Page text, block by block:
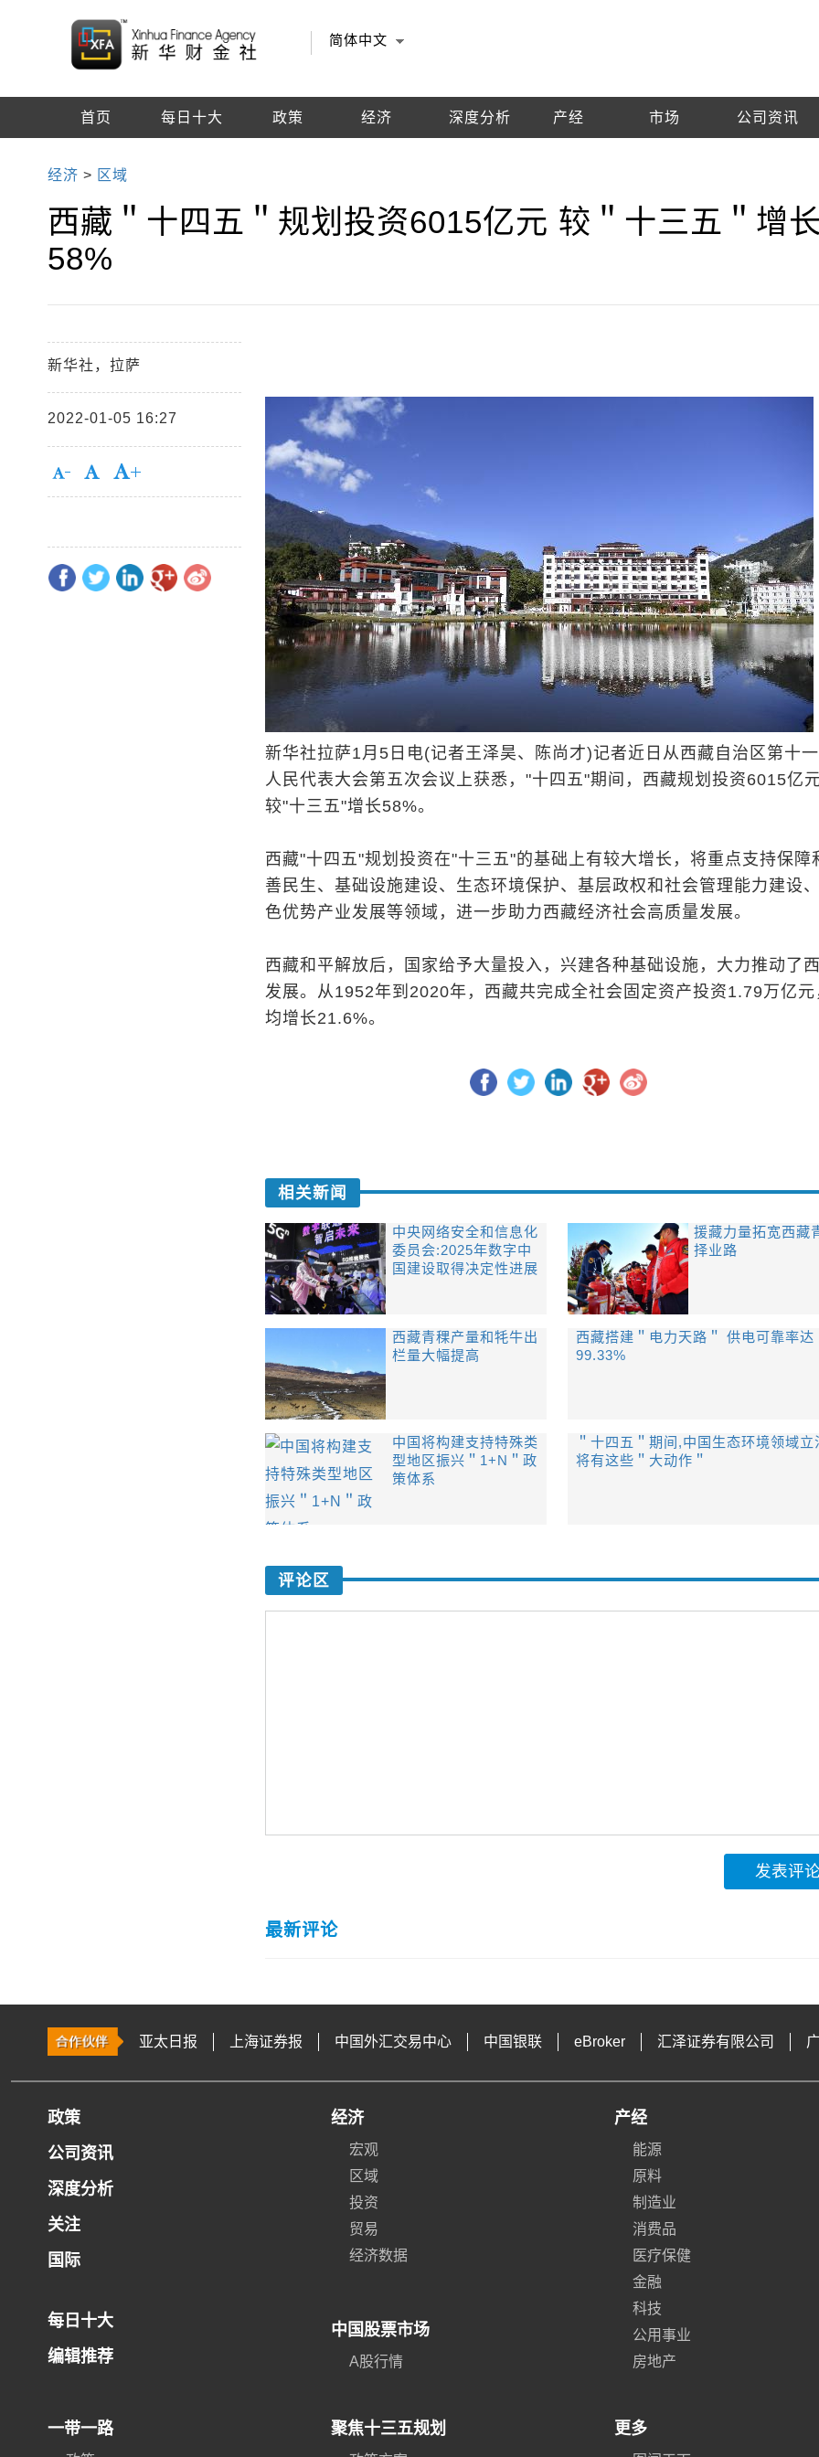
简体中文
首页 每日十大 政策 经济 深度分析 产经 市场 公司资讯
经济 > 区域
西藏＂十四五＂规划投资6015亿元 较＂十三五＂增
58%
新华社，拉萨
2022-01-05 16:27
新华社拉萨1月5日电(记者王泽昊、陈尚才)记者近日从西藏自治区第十
人民代表大会第五次会议上获悉，"十四五"期间，西藏规划投资6015亿
较"十三五"增长58%。
西藏"十四五"规划投资在"十三五"的基础上有较大增长，将重点支持保障
善民生、基础设施建设、生态环境保护、基层政权和社会管理能力建设
色优势产业发展等领域，进一步助力西藏经济社会高质量发展。
西藏和平解放后，国家给予大量投入，兴建各种基础设施，大力推动了
发展。从1952年到2020年，西藏共完成全社会固定资产投资1.79万亿元
均增长21.6%。
相关新闻
中央网络安全和信息化
委员会:2025年数字中
国建设取得决定性进展
援藏力量拓宽西藏
择业路
西藏青稞产量和牦牛出
栏量大幅提高
西藏搭建＂电力天路＂ 供电可靠率达
99.33%
中国将构建支持特殊类
型地区振兴＂1+N＂政
策体系
＂十四五＂期间,中国生态环境领域立
将有这些＂大动作＂
评论区
发表评
最新评论
亚太日报 上海证券报 中国外汇交易中心 中国银联 eBroker 汇泽证券有限公司
政策
公司资讯
深度分析
关注
国际
每日十大
编辑推荐
经济
宏观
区域
投资
贸易
经济数据
中国股票市场
A股行情
产经
能源
原料
制造业
消费品
医疗保健
金融
科技
公用事业
房地产
一带一路 聚焦十三五规划 更多